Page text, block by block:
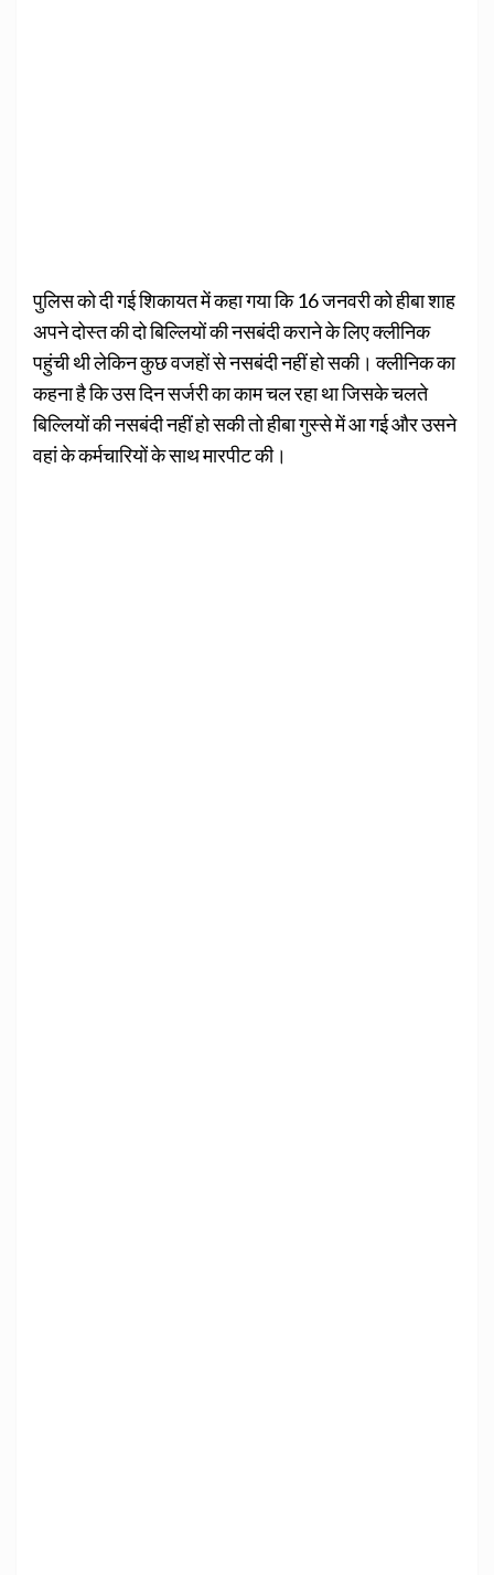
पुलिस को दी गई शिकायत में कहा गया कि 16 जनवरी को हीबा शाह
अपने दोस्त की दो बिल्लियों की नसबंदी कराने के लिए क्लीनिक
पहुंची थी लेकिन कुछ वजहों से नसबंदी नहीं हो सकी। क्लीनिक का
कहना है कि उस दिन सर्जरी का काम चल रहा था जिसके चलते
बिल्लियों की नसबंदी नहीं हो सकी तो हीबा गुस्से में आ गई और उसने
वहां के कर्मचारियों के साथ मारपीट की।